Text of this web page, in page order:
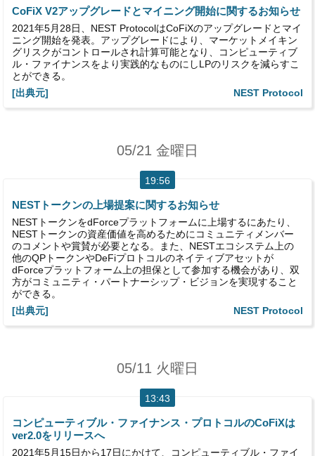
CoFiX V2アップグレードとマイニング開始に関するお知らせ
2021年5月28日、NEST ProtocolはCoFiXのアップグレードとマイ
ニング開始を発表。アップグレードにより、マーケットメイキン
グリスクがコントロールされ計算可能となり、コンピューティブ
ル・ファイナンスをより実践的なものにしLPのリスクを減らすこ
とができる。
[出典元]
NEST Protocol
05/21 金曜日
19:56
NESTトークンの上場提案に関するお知らせ
NESTトークンをdForceプラットフォームに上場するにあたり、
NESTトークンの資産価値を高めるためにコミュニティメンバー
のコメントや賞賛が必要となる。また、NESTエコシステム上の
他のQPトークンやDeFiプロトコルのネイティブアセットが
dForceプラットフォーム上の担保として参加する機会があり、双
方がコミュニティ・パートナーシップ・ビジョンを実現すること
ができる。
[出典元]
NEST Protocol
05/11 火曜日
13:43
コンピューティブル・ファイナンス・プロトコルのCoFiXは
ver2.0をリリースへ
2021年5月15日から17日にかけて、コンピューティブル・ファイ